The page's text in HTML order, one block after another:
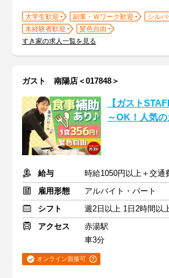
大学生歓迎 副業・Ｗワーク歓迎
シル
未経験者歓迎
髪色自由
すき家の求人一覧を見る
ガスト 南陽店＜017848＞
【ガスト
～OK！人気
給与
時給1050円以上＋交通
雇用形態
アルバイト・パート
シフト
週2日以上 1日2時間以
アクセス
赤湯駅
車3分
オンライン面接可